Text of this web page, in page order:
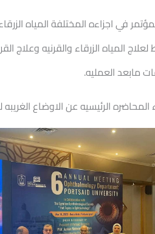
في اجزاءه المختلفة المياه
المياه الزرقاء والقرنيه وعلاج
مابعد العمليه.
المحاضره الرئيسيه عن الاوضاع